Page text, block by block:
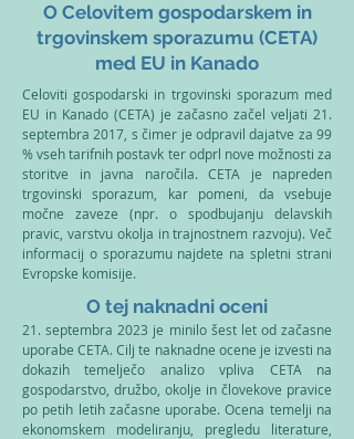
O Celovitem gospodarskem in
trgovinskem sporazumu (CETA)
med EU in Kanado
Celoviti gospodarski in trgovinski sporazum med
EU in Kanado (CETA) je začasno začel veljati 21.
septembra 2017, s čimer je odpravil dajatve za 99
% vseh tarifnih postavk ter odprl nove možnosti za
storitve in javna naročila. CETA je napreden
trgovinski sporazum, kar pomeni, da vsebuje
močne zaveze (npr. o spodbujanju delavskih
pravic, varstvu okolja in trajnostnem razvoju). Več
informacij o sporazumu najdete na spletni strani
Evropske komisije.
O tej naknadni oceni
21. septembra 2023 je minilo šest let od začasne
uporabe CETA. Cilj te naknadne ocene je izvesti na
dokazih temelječo analizo vpliva CETA na
gospodarstvo, družbo, okolje in človekove pravice
po petih letih začasne uporabe. Ocena temelji na
ekonomskem modeliranju, pregledu literature,